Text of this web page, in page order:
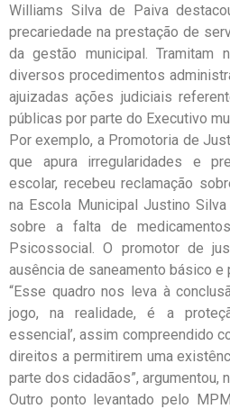
Williams Silva de Paiva
precariedade na prestação de
da gestão municipal. Tramitam
diversos procedimentos
ajuizadas ações judiciais
públicas por parte do Executivo
Por exemplo, a Promotoria de
que apura irregularidades e
escolar, recebeu reclamação
na Escola Municipal Justino
sobre a falta de
Psicossocial. O promotor de
ausência de saneamento básico e
“Esse quadro nos leva à
jogo, na realidade, é a
essencial’, assim compreendido
direitos a permitirem uma
parte dos cidadãos”, argumentou,
Outro ponto levantado pelo